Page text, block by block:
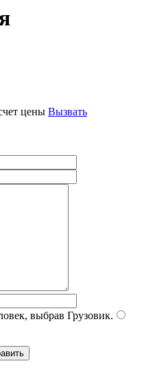
цены Вызвать
выбрав Грузовик.